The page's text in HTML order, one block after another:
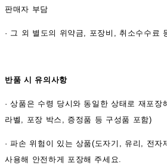
판매자 부담
· 그 외 별도의 위약금, 포장비, 취소수수료
반품 시 유의사항
·상품은 수령 당시와 동일한 상태로 재포장
라벨, 포장 박스, 증정품 등 구성품 포함)
·파손 위험이 있는 상품(도자기, 유리, 전자
사용해 안전하게 포장해 주세요.